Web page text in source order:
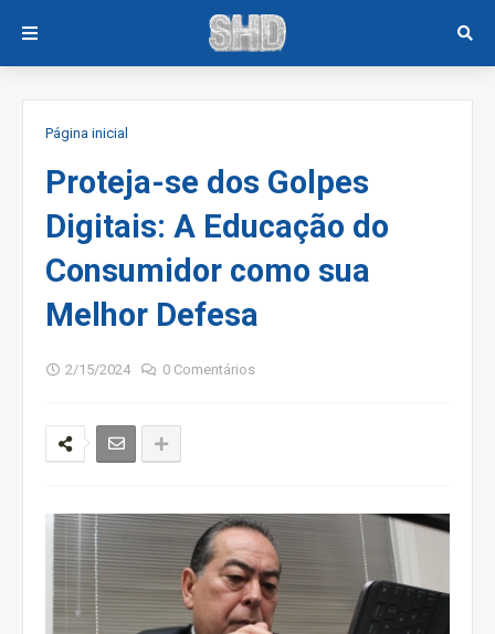
Página inicial
Proteja-se dos Golpes
Digitais: A Educação do
Consumidor como sua
Melhor Defesa
2/15/2024 0 Comentários